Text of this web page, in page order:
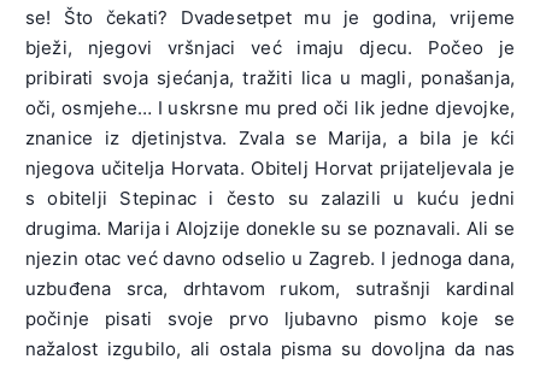
se! Što čekati? Dvadesetpet mu je godina, vrijeme
bježi, njegovi vršnjaci već imaju djecu. Počeo je
pribirati svoja sjećanja, tražiti lica u magli, ponašanja,
oči, osmjehe… I uskrsne mu pred oči lik jedne djevojke,
znanice iz djetinjstva. Zvala se Marija, a bila je kći
njegova učitelja Horvata. Obitelj Horvat prijateljevala je
s obitelji Stepinac i često su zalazili u kuću jedni
drugima. Marija i Alojzije donekle su se poznavali. Ali se
njezin otac već davno odselio u Zagreb. I jednoga dana,
uzbuđena srca, drhtavom rukom, sutrašnji kardinal
počinje pisati svoje prvo ljubavno pismo koje se
nažalost izgubilo, ali ostala pisma su dovoljna da nas